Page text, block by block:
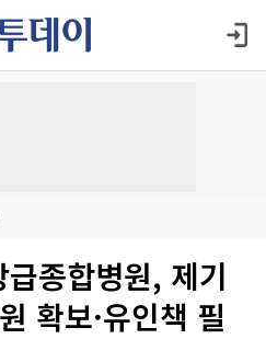
급종합병원, 제기
확보·유인책 필